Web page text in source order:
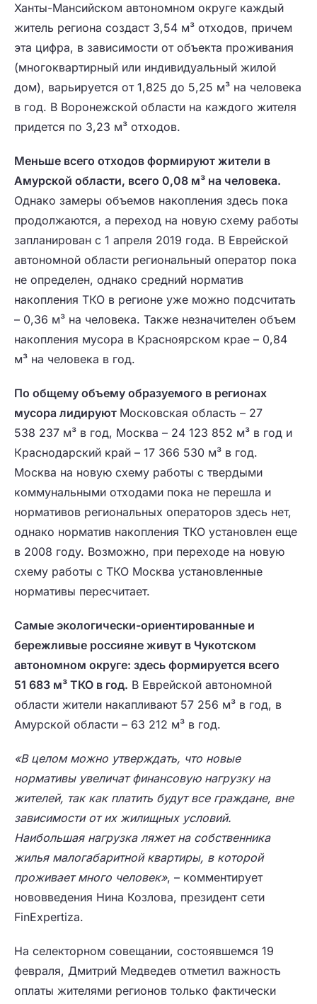
Ханты-Мансийском автономном округе каждый
житель региона создаст 3,54 м³ отходов, причем
эта цифра, в зависимости от объекта проживания
(многоквартирный или индивидуальный жилой
дом), варьируется от 1,825 до 5,25 м³ на человека
в год. В Воронежской области на каждого жителя
придется по 3,23 м³ отходов.
Меньше всего отходов формируют жители в
Амурской области, всего 0,08 м³ на человека.
Однако замеры объемов накопления здесь пока
продолжаются, а переход на новую схему работы
запланирован с 1 апреля 2019 года. В Еврейской
автономной области региональный оператор пока
не определен, однако средний норматив
накопления ТКО в регионе уже можно подсчитать
– 0,36 м³ на человека. Также незначителен объем
накопления мусора в Красноярском крае – 0,84
м³ на человека в год.
По общему объему образуемого в регионах
мусора лидируют Московская область – 27
538 237 м³ в год, Москва – 24 123 852 м³ в год и
Краснодарский край – 17 366 530 м³ в год.
Москва на новую схему работы с твердыми
коммунальными отходами пока не перешла и
нормативов региональных операторов здесь нет,
однако норматив накопления ТКО установлен еще
в 2008 году. Возможно, при переходе на новую
схему работы с ТКО Москва установленные
нормативы пересчитает.
Самые экологически-ориентированные и
бережливые россияне живут в Чукотском
автономном округе: здесь формируется всего
51 683 м³ ТКО в год. В Еврейской автономной
области жители накапливают 57 256 м³ в год, в
Амурской области – 63 212 м³ в год.
«В целом можно утверждать, что новые
нормативы увеличат финансовую нагрузку на
жителей, так как платить будут все граждане, вне
зависимости от их жилищных условий.
Наибольшая нагрузка ляжет на собственника
жилья малогабаритной квартиры, в которой
проживает много человек», – комментирует
нововведения Нина Козлова, президент сети
FinExpertiza.
На селекторном совещании, состоявшемся 19
февраля, Дмитрий Медведев отметил важность
оплаты жителями регионов только фактически